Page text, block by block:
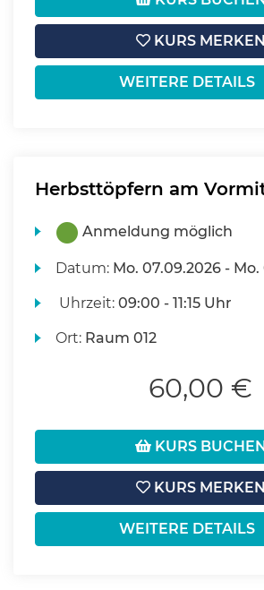
KURS MERKEN
WEITERE DETAILS
Herbsttöpfern am
Anmeldung möglich
Datum: Mo. 07.09.2026 - Mo.
Uhrzeit:09:00 - 11:15 Uhr
Ort: Raum 012
60,00 €
KURS
KURS MERKEN
WEITERE DETAILS